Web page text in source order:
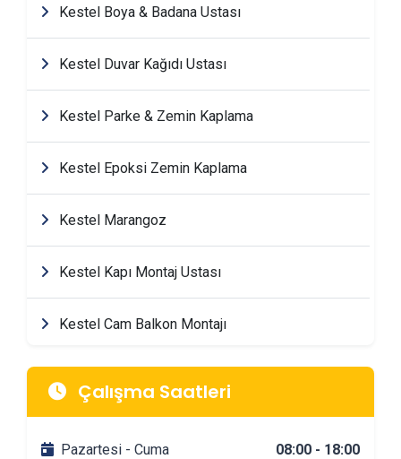
Kestel Boya & Badana Ustası
Kestel Duvar Kağıdı Ustası
Kestel Parke & Zemin Kaplama
Kestel Epoksi Zemin Kaplama
Kestel Marangoz
Kestel Kapı Montaj Ustası
Kestel Cam Balkon Montajı
Çalışma Saatleri
Pazartesi - Cuma 08:00 - 18:00